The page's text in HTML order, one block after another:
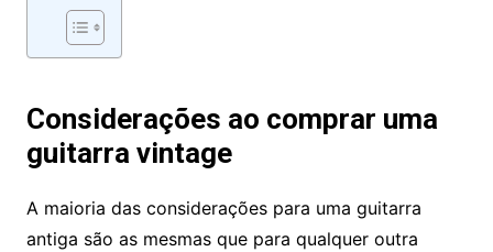
Considerações ao comprar uma
guitarra vintage
A maioria das considerações para uma guitarra
antiga são as mesmas que para qualquer outra